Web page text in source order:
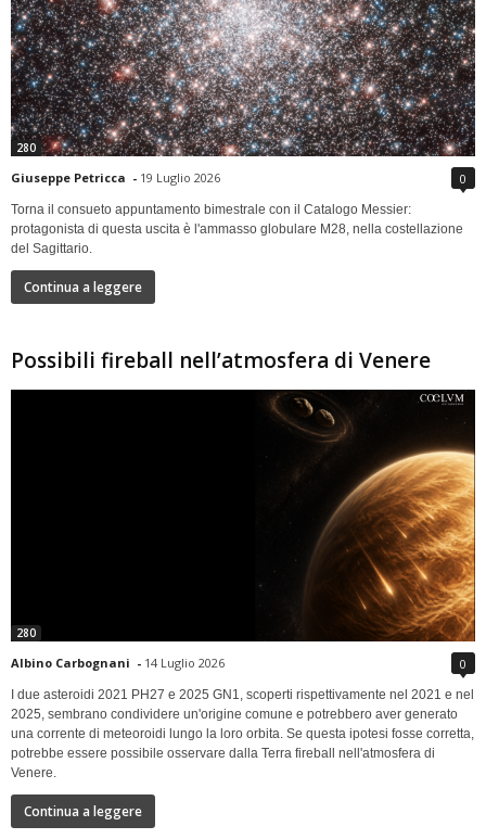
280
Giuseppe Petricca - 19 Luglio 2026 0
Torna il consueto appuntamento bimestrale con il Catalogo Messier:
protagonista di questa uscita è l'ammasso globulare M28, nella costellazione
del Sagittario.
Continua a leggere
Possibili fireball nell’atmosfera di Venere
280
Albino Carbognani - 14 Luglio 2026 0
I due asteroidi 2021 PH27 e 2025 GN1, scoperti rispettivamente nel 2021 e nel
2025, sembrano condividere un'origine comune e potrebbero aver generato
una corrente di meteoroidi lungo la loro orbita. Se questa ipotesi fosse corretta,
potrebbe essere possibile osservare dalla Terra fireball nell'atmosfera di
Venere.
Continua a leggere